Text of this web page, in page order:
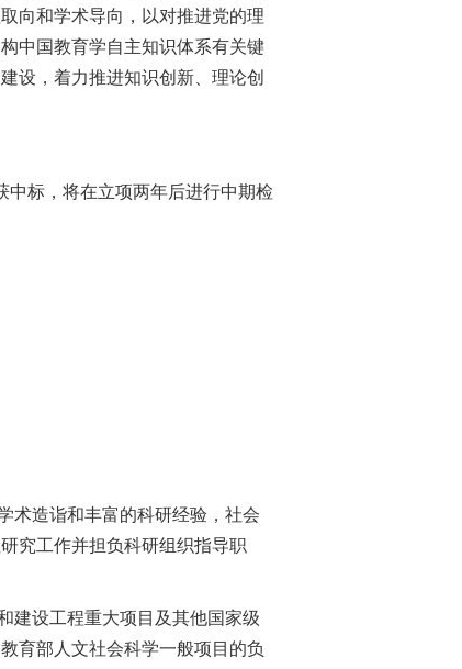
向和学术导向，以对推进党的理
中国教育学自主知识体系有关键
设，着力推进知识创新、理论创
中标，将在立项两年后进行中期检
术造诣和丰富的科研经验，社会
究工作并担负科研组织指导职
建设工程重大项目及其他国家级
育部人文社会科学一般项目的负